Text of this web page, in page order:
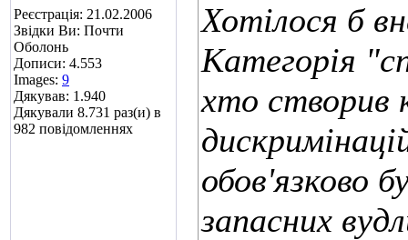
Реєстрація: 21.02.2006
Звідки Ви: Почти
Оболонь
Дописи: 4.553
Images: 9
Дякував: 1.940
Дякували 8.731 раз(и) в
982 повідомленнях
Хотілося б
Категорія
хто створив
обов'язково
запасних